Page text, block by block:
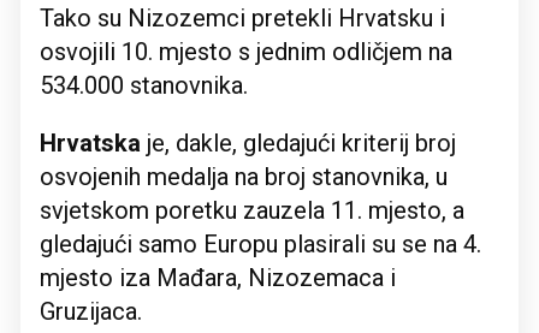
Tako su Nizozemci pretekli Hrvatsku i
osvojili 10. mjesto s jednim odličjem na
534.000 stanovnika.
Hrvatska je, dakle, gledajući kriterij broj
osvojenih medalja na broj stanovnika, u
svjetskom poretku zauzela 11. mjesto, a
gledajući samo Europu plasirali su se na 4.
mjesto iza Mađara, Nizozemaca i
Gruzijaca.